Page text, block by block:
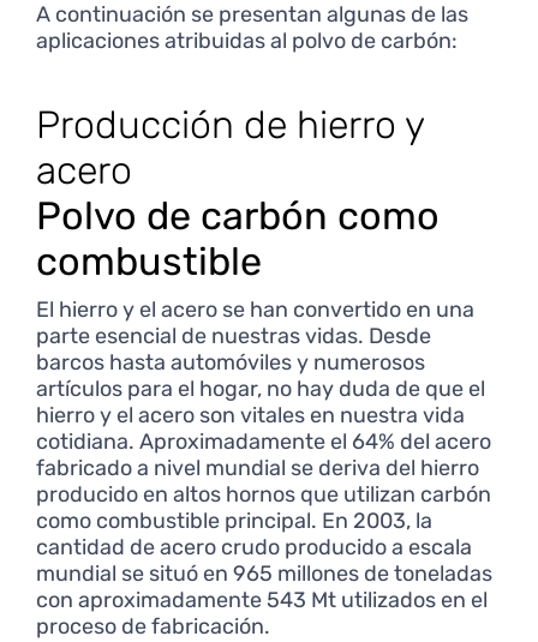
A continuación se presentan algunas de las
aplicaciones atribuidas al polvo de carbón:
Producción de hierro y
acero
Polvo de carbón como
combustible
El hierro y el acero se han convertido en una
parte esencial de nuestras vidas. Desde
barcos hasta automóviles y numerosos
artículos para el hogar, no hay duda de que el
hierro y el acero son vitales en nuestra vida
cotidiana. Aproximadamente el 64% del acero
fabricado a nivel mundial se deriva del hierro
producido en altos hornos que utilizan carbón
como combustible principal. En 2003, la
cantidad de acero crudo producido a escala
mundial se situó en 965 millones de toneladas
con aproximadamente 543 Mt utilizados en el
proceso de fabricación.